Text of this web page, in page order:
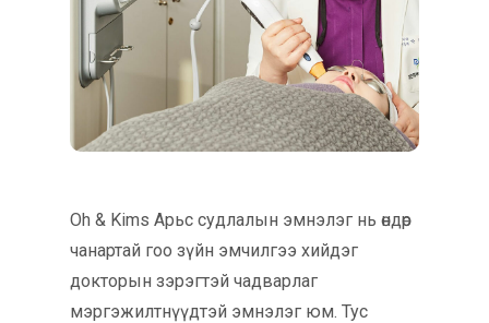
Oh & Kims Арьс судлалын эмнэлэг нь өндөр
чанартай гоо зүйн эмчилгээ хийдэг
докторын зэрэгтэй чадварлаг
мэргэжилтнүүдтэй эмнэлэг юм. Тус